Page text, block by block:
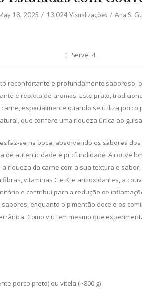
18, 2025 13,024Visualizações Ana S.
Serve: 4
reconfortante e profundamente saboroso,
e repleta de aromas. Este prato,
especialmente quando se utiliza porco
que confere uma riqueza única ao
se na boca, absorvendo os sabores
de autenticidade e profundidade. A couve
riqueza da carne com a sua textura e
fibras, vitaminas C e K, e antioxidantes, a
e contribui para a redução de
enquanto o pimentão doce e os
Como viu tem mesmo que
porco preto) ou vitela (~800 g)